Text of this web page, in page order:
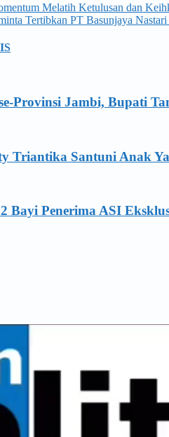
Melatih Ketulusan dan
Tertibkan PT Basunjaya
Provinsi Jambi, Bupati
Triantika Santuni Anak
Bayi Penerima ASI